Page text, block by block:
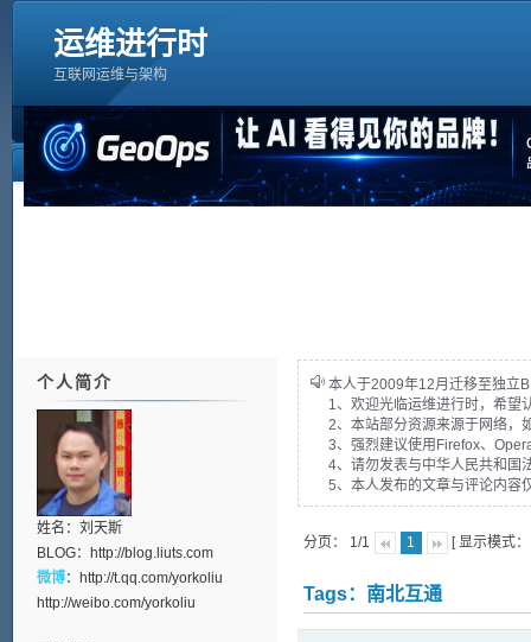
运维进行时
互联网运维与架构
本人于2009年12月迁移至独立
1、欢迎光临运维进行时，希望
2、本站部分资源来源于网络，
3、强烈建议使用Firefox、
4、请勿发表与中华人民共和国
5、本人发布的文章与评论内容
分页： 1/1 1 [ 显示模式
Tags：南北互通
个人简介
姓名：刘天斯
BLOG： http://blog.liuts.com
微博： http://t.qq.com/yorkoliu
http://weibo.com/yorkoliu